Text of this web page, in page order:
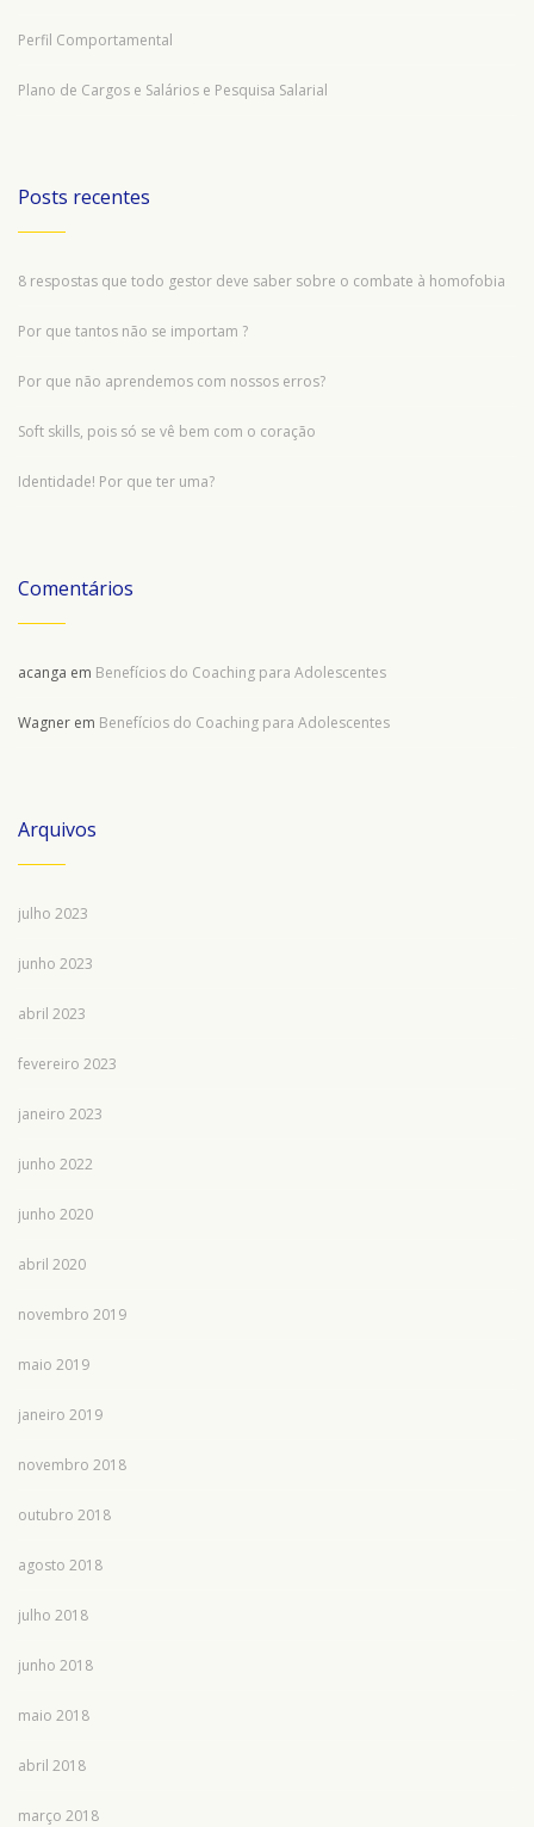
Perfil Comportamental
Plano de Cargos e Salários e Pesquisa Salarial
Posts recentes
8 respostas que todo gestor deve saber sobre o combate à homofobia
Por que tantos não se importam ?
Por que não aprendemos com nossos erros?
Soft skills, pois só se vê bem com o coração
Identidade! Por que ter uma?
Comentários
acanga em Benefícios do Coaching para Adolescentes
Wagner em Benefícios do Coaching para Adolescentes
Arquivos
julho 2023
junho 2023
abril 2023
fevereiro 2023
janeiro 2023
junho 2022
junho 2020
abril 2020
novembro 2019
maio 2019
janeiro 2019
novembro 2018
outubro 2018
agosto 2018
julho 2018
junho 2018
maio 2018
abril 2018
março 2018